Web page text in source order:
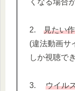
くなる場合
2. 見たい
(違法動画サ
しか視聴で
3. ウイル